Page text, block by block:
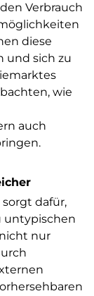
Verbrauch
diese
und sich zu
wie
auch
dafür,
untypischen
nur